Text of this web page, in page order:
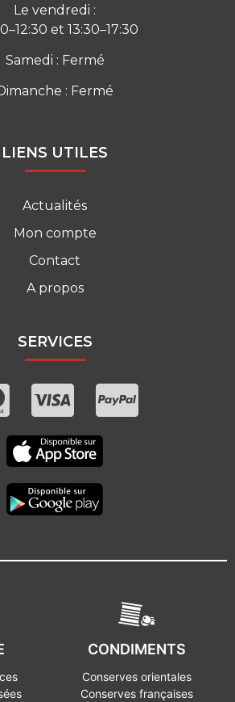
Le vendredi :
et 13:30–17:30
Samedi : Fermé
: Fermé
LIENS UTILES
Actualités
Mon compte
Contact
A propos
SERVICES
CONDIMENTS
Conserves orientales
Conserves françaises